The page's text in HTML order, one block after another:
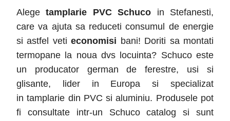
Alegetamplarie PVC Schuco in Stefanesti,
care va ajuta sa reduceti consumul de energie
si astfel vetieconomisi bani! Doriti sa montati
termopane la noua dvs locuinta? Schuco este
un producator german de ferestre, usi si
glisante, lider in Europa si specializat
in tamplarie din PVC si aluminiu. Produsele pot
fi consultate intr-un Schuco catalog si sunt